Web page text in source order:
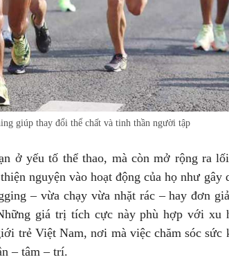
giúp thay đổi thể chất và tinh thần người tập
ở yếu tố thể thao, mà còn mở rộng ra
nguyện vào hoạt động của họ như gây
– vừa chạy vừa nhặt rác – hay đơn
giá trị tích cực này phù hợp với xu
trẻ Việt Nam, nơi mà việc chăm sóc sức
– tâm – trí.